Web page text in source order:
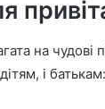
на чудові
і батькам: